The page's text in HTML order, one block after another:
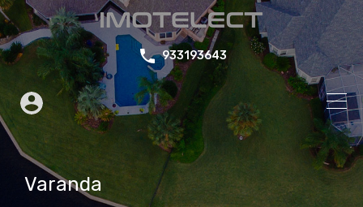
933193643
Varanda